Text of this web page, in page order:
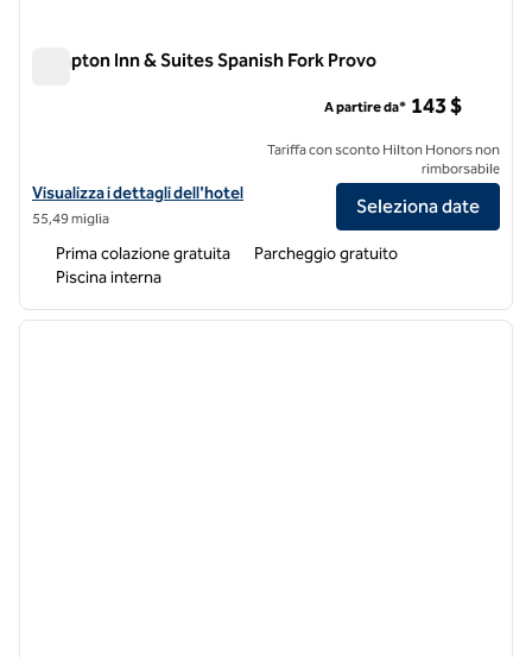
Hampton Inn & Suites Spanish Fork Provo
Visualizza i dettagli dell'hotel Hampton Inn & Suites Spanish Fork
Visualizza i dettagli dell'hotel
55,49 miglia
A partire da* 143 $
Tariffa con sconto Hilton Honors non
rimborsabile
Seleziona date
Prima colazione gratuita
Parcheggio gratuito
Piscina interna
1 di 12